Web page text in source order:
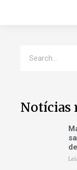
Notícias